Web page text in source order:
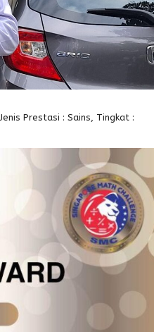
Prestasi : Sains, Tingkat :